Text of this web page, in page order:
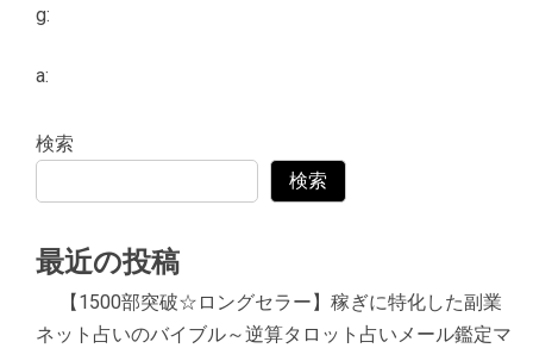
g:
a:
検索
検索
最近の投稿
【1500部突破☆ロングセラー】稼ぎに特化した副業
ネット占いのバイブル～逆算タロット占いメール鑑定マ